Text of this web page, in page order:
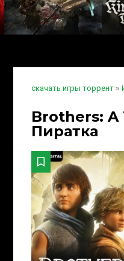
скачать игры торрент »
Brothers: A
Пиратка